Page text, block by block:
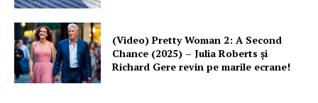
(Video) Pretty Woman 2: A Second
Chance (2025) – Julia Roberts și
Richard Gere revin pe marile ecrane!